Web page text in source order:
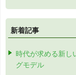
新着記事
時代が求める新し
グモデル